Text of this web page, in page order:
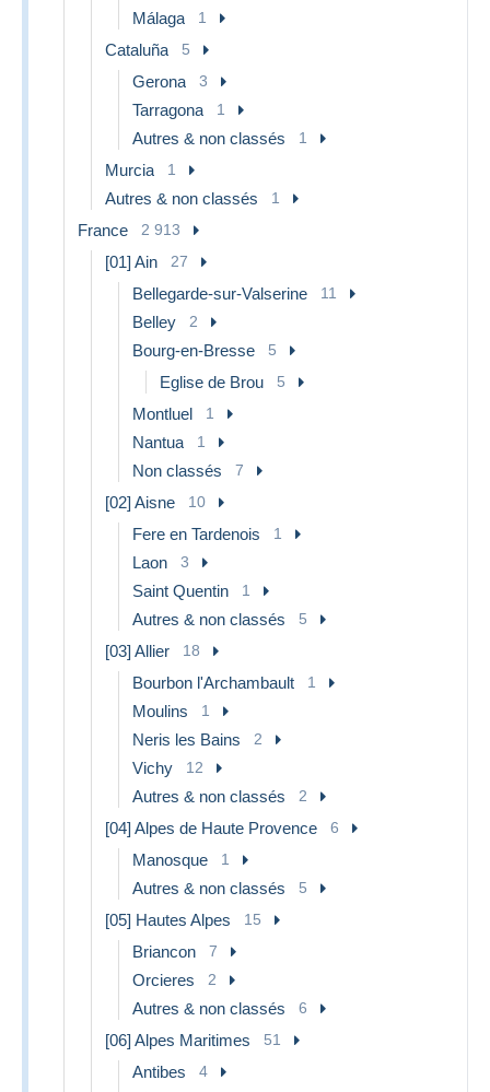
Málaga 1
Cataluña 5
Gerona 3
Tarragona 1
Autres & non classés 1
Murcia 1
Autres & non classés 1
France 2 913
[01] Ain 27
Bellegarde-sur-Valserine 11
Belley 2
Bourg-en-Bresse 5
Eglise de Brou 5
Montluel 1
Nantua 1
Non classés 7
[02] Aisne 10
Fere en Tardenois 1
Laon 3
Saint Quentin 1
Autres & non classés 5
[03] Allier 18
Bourbon l'Archambault 1
Moulins 1
Neris les Bains 2
Vichy 12
Autres & non classés 2
[04] Alpes de Haute Provence 6
Manosque 1
Autres & non classés 5
[05] Hautes Alpes 15
Briancon 7
Orcieres 2
Autres & non classés 6
[06] Alpes Maritimes 51
Antibes 4